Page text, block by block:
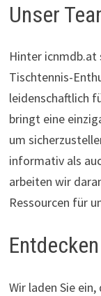
Unser
Hinter icnmdb.at
Tischtennis-
leidenschaftlich
bringt eine
um
informativ als
arbeiten wir
Ressourcen für
Wir laden Sie